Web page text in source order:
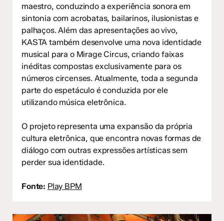
maestro, conduzindo a experiência sonora em
sintonia com acrobatas, bailarinos, ilusionistas e
palhaços. Além das apresentações ao vivo,
KASTA também desenvolve uma nova identidade
musical para o Mirage Circus, criando faixas
inéditas compostas exclusivamente para os
números circenses. Atualmente, toda a segunda
parte do espetáculo é conduzida por ele
utilizando música eletrônica.
O projeto representa uma expansão da própria
cultura eletrônica, que encontra novas formas de
diálogo com outras expressões artísticas sem
perder sua identidade.
Fonte: Play BPM